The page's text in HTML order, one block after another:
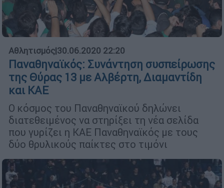
Αθλητισμός|30.06.2020 22:20
Παναθηναϊκός: Συνάντηση συσπείρωσης
της Θύρας 13 με Αλβέρτη, Διαμαντίδη
και ΚΑΕ
Ο κόσμος του Παναθηναϊκού δηλώνει
διατεθειμένος να στηρίξει τη νέα σελίδα
που γυρίζει η ΚΑΕ Παναθηναϊκός με τους
δύο θρυλικούς παίκτες στο τιμόνι